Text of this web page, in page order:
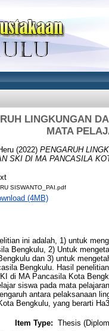
LINGKUNGAN
MATA
(2022) PENGARUH
SKI DI MA PANCASILA
SISWANTO_PAI.pdf
(4MB)
ini adalah, 1) untuk
Bengkulu, 2) Untuk
dan 3) untuk
Bengkulu. Hasil
di MA Pancasila Kota
siswa pada mata
antara pelaksanaan
Bengkulu, yang berarti
Item Type: Thesis